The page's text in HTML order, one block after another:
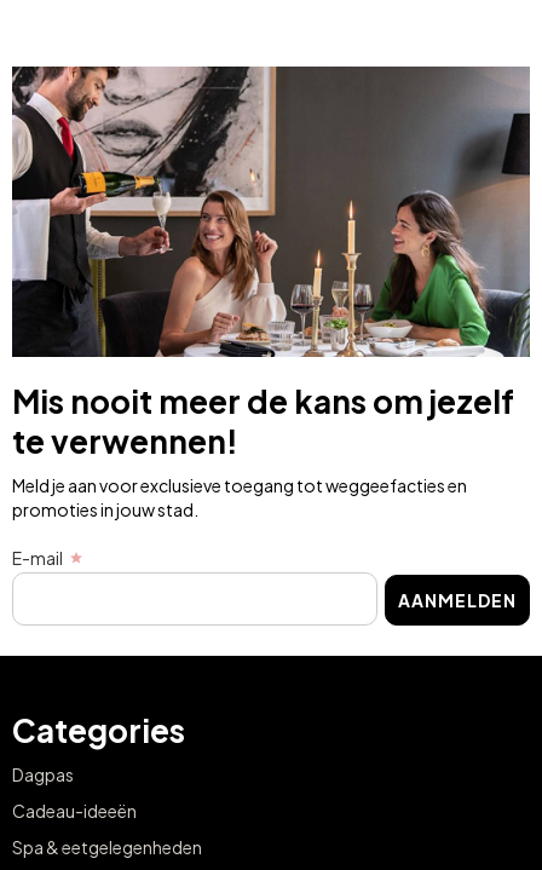
Mis nooit meer de kans om jezelf
te verwennen!
Meld je aan voor exclusieve toegang tot weggeefacties en
promoties in jouw stad.
E-mail
AANMELDEN
Categories
Dagpas
Cadeau-ideeën
Spa & eetgelegenheden